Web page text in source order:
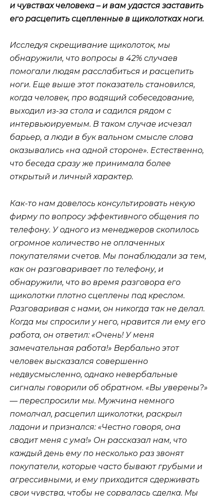
и чувствах человека – и вам удастся заставить
его расцепить сцепленные в щиколотках ноги.
Исследуя скрещивание щиколоток, мы
обнаружили, что вопросы в 42% случаев
помогали людям расслабиться и расцепить
ноги. Еще выше этот показатель становился,
когда человек, про водящий собеседование,
выходил из-за стола и садился рядом с
интервьюируемым. В таком случае исчезал
барьер, а люди в бук вальном смысле слова
оказывались «на одной стороне». Естественно,
что беседа сразу же принимала более
открытый и личный характер.
Как-то нам довелось консультировать некую
фирму по вопросу эффективного общения по
телефону. У одного из менеджеров скопилось
огромное количество не оплаченных
покупателями счетов. Мы понаблюдали за тем,
как он разговаривает по телефону, и
обнаружили, что во время разговора его
щиколотки плотно сцеплены под креслом.
Разговаривая с нами, он никогда так не делал.
Когда мы спросили у него, нравится ли ему его
работа, он ответил: «Очень! У меня
замечательная работа!» Вербально этот
человек высказался совершенно
недвусмысленно, однако невербальные
сигналы говорили об обратном. «Вы уверены?»
— переспросили мы. Мужчина немного
помолчал, расцепил щиколотки, раскрыл
ладони и признался: «Честно говоря, она
сводит меня с ума!» Он рассказал нам, что
каждый день ему по несколько раз звонят
покупатели, которые часто бывают грубыми и
агрессивными, и ему приходится сдерживать
свои чувства, чтобы не сорвалась сделка. Мы